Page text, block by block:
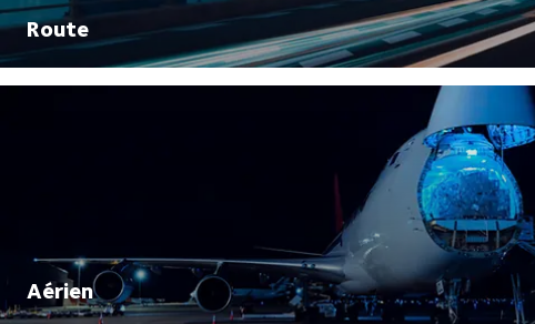
Route
Aérien